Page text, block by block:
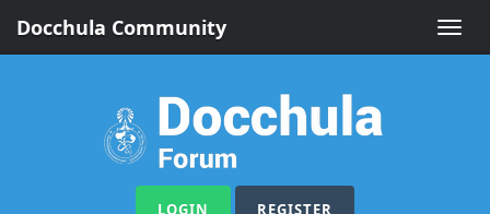
Toggle
Docchula Community
LOGIN REGISTER